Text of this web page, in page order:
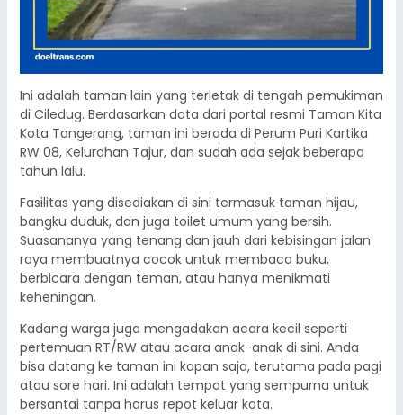
Ini adalah taman lain yang terletak di tengah pemukiman
di Ciledug. Berdasarkan data dari portal resmi Taman Kita
Kota Tangerang, taman ini berada di Perum Puri Kartika
RW 08, Kelurahan Tajur, dan sudah ada sejak beberapa
tahun lalu.
Fasilitas yang disediakan di sini termasuk taman hijau,
bangku duduk, dan juga toilet umum yang bersih.
Suasananya yang tenang dan jauh dari kebisingan jalan
raya membuatnya cocok untuk membaca buku,
berbicara dengan teman, atau hanya menikmati
keheningan.
Kadang warga juga mengadakan acara kecil seperti
pertemuan RT/RW atau acara anak-anak di sini. Anda
bisa datang ke taman ini kapan saja, terutama pada pagi
atau sore hari. Ini adalah tempat yang sempurna untuk
bersantai tanpa harus repot keluar kota.